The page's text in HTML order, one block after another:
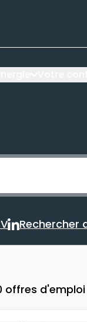
votre CV
Rechercher
offres d'emploi